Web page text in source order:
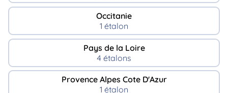
Occitanie
1 étalon
Pays de la Loire
4 étalons
Provence Alpes Cote D'Azur
1 étalon